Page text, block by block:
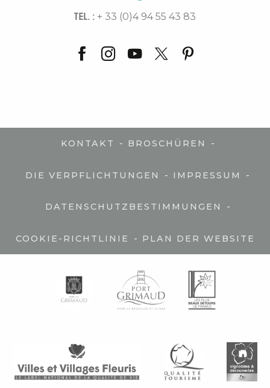
TEL. : + 33 (0)4 94 55 43 83
KONTAKT - BROSCHÜREN -
DIE VERPFLICHTUNGEN - IMPRESSUM -
DATENSCHUTZBESTIMMUNGEN -
COOKIE-RICHTLINIE - PLAN DER WEBSITE